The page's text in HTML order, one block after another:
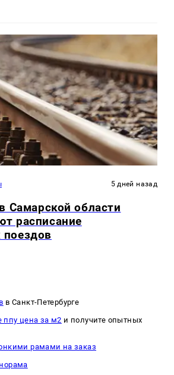
5 дней назад
Самарской области
расписание
поездов
в Санкт-Петербурге
ппу цена за м2 и получите опытных
рамами на заказ